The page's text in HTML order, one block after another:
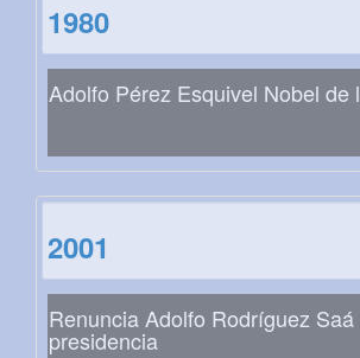
1980
Adolfo Pérez Esquivel Nobel de
2001
Renuncia Adolfo Rodríguez
presidencia